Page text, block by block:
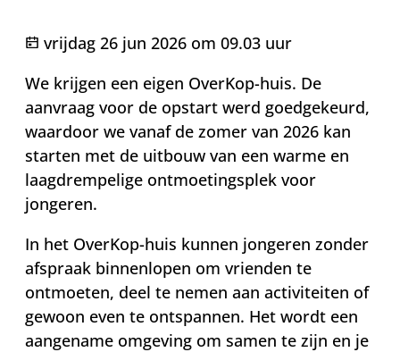
Gepubliceerd op
vrijdag 26 jun 2026 om 09.03 uur
We krijgen een eigen OverKop-huis. De
aanvraag voor de opstart werd goedgekeurd,
waardoor we vanaf de zomer van 2026 kan
starten met de uitbouw van een warme en
laagdrempelige ontmoetingsplek voor
jongeren.
In het OverKop-huis kunnen jongeren zonder
afspraak binnenlopen om vrienden te
ontmoeten, deel te nemen aan activiteiten of
gewoon even te ontspannen. Het wordt een
aangename omgeving om samen te zijn en je